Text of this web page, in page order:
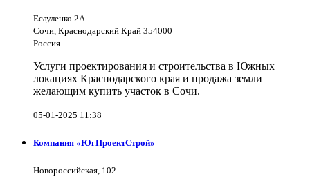
Есауленко 2А
Сочи, Краснодарский Край 354000
Россия
Услуги проектирования и строительства в Южных
локациях Краснодарского края и продажа земли
желающим купить участок в Сочи.
05-01-2025 11:38
Компания «ЮгПроектСтрой»
Новороссийская, 102